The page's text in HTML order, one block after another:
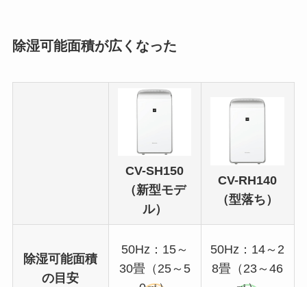
除湿可能面積が広くなった
CV-SH150
（新型モデ
ル）
CV-RH140
（型落ち）
除湿可能面積
の目安
50Hz：15～
30畳（25～5
50Hz：14～2
8畳（23～46